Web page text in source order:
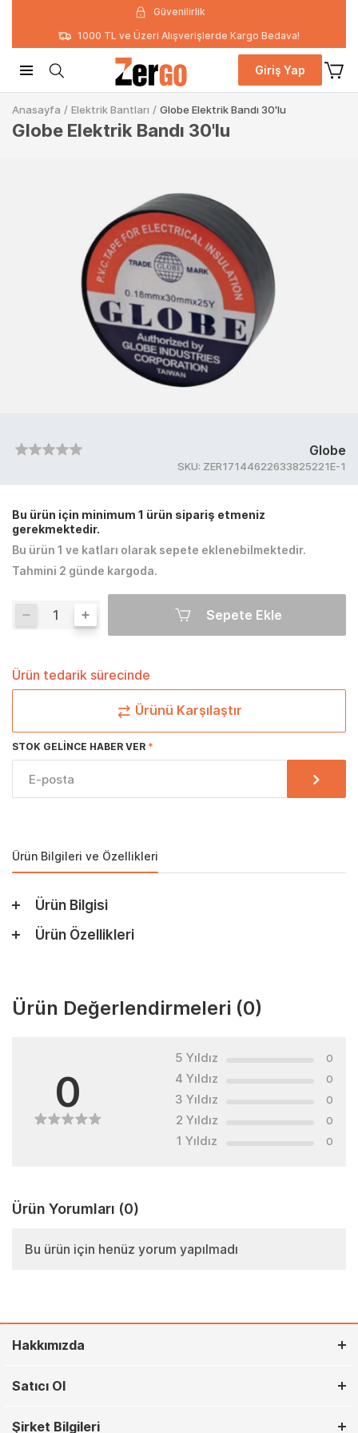
Güvenilirlik
1000 TL ve Üzeri Alışverişlerde Kargo Bedava!
Giriş Yap
Anasayfa / Elektrik Bantları / Globe Elektrik Bandı 30'lu
Globe Elektrik Bandı 30'lu
Globe
SKU: ZER17144622633825221E-1
Bu ürün için minimum 1 ürün sipariş etmeniz
gerekmektedir.
Bu ürün 1 ve katları olarak sepete eklenebilmektedir.
Tahmini 2 günde kargoda.
Sepete Ekle
Ürün tedarik sürecinde
Ürünü Karşılaştır
STOK GELINCE HABER VER
Ürün Bilgileri ve Özellikleri
Ürün Bilgisi
Ürün Özellikleri
Ürün Değerlendirmeleri (0)
0
5 Yıldız 0
4 Yıldız 0
3 Yıldız 0
2 Yıldız 0
1 Yıldız 0
Ürün Yorumları (0)
Bu ürün için henüz yorum yapılmadı
Hakkımızda
Satıcı Ol
Şirket Bilgileri